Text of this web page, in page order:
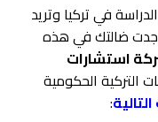
في تركيا وتريد
ضالتك في هذه
استشارات
التركية الحكومية
: